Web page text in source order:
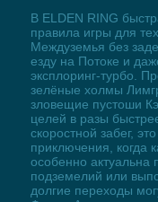
В ELDEN RING
правила игры для
Междуземья без
езду на Потоке и
эксплоринг-турбо.
зелёные холмы
зловещие пустоши
целей в разы
скоростной забег,
приключения, когда
особенно актуальна
подземелий или
долгие переходы